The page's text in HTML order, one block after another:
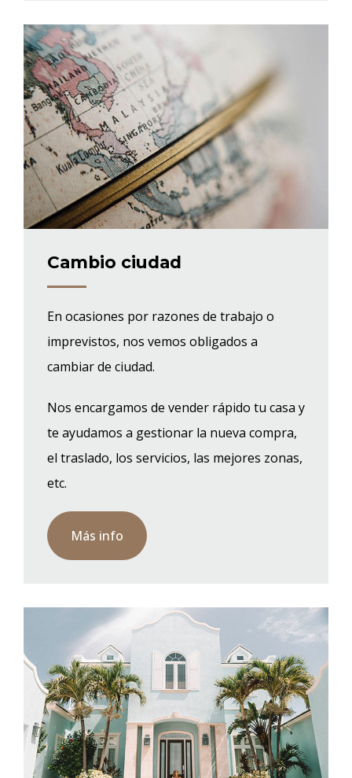
Cambio ciudad
En ocasiones por razones de trabajo o
imprevistos, nos vemos obligados a
cambiar de ciudad.
Nos encargamos de vender rápido tu casa y
te ayudamos a gestionar la nueva compra,
el traslado, los servicios, las mejores zonas,
etc.
Más info